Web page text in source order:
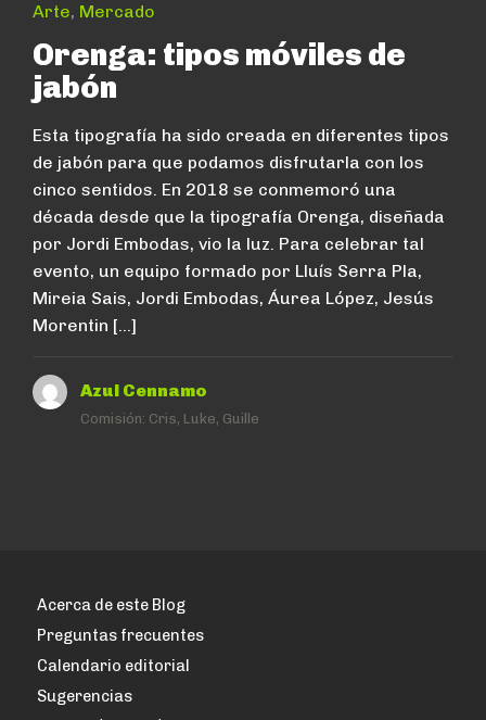
Arte, Mercado
Orenga: tipos móviles de
jabón
Esta tipografía ha sido creada en diferentes tipos
de jabón para que podamos disfrutarla con los
cinco sentidos. En 2018 se conmemoró una
década desde que la tipografía Orenga, diseñada
por Jordi Embodas, vio la luz. Para celebrar tal
evento, un equipo formado por Lluís Serra Pla,
Mireia Sais, Jordi Embodas, Áurea López, Jesús
Morentin […]
Azul Cennamo
Comisión: Cris, Luke, Guille
Acerca de este Blog
Preguntas frecuentes
Calendario editorial
Sugerencias